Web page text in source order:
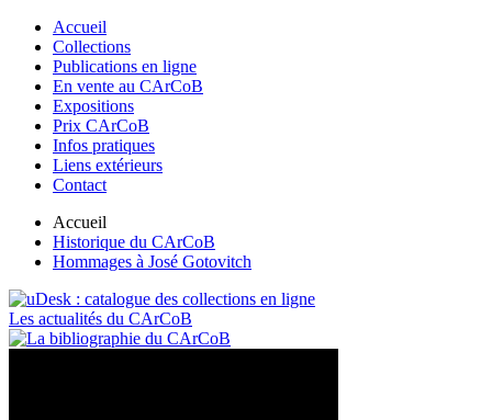
Accueil
Collections
Publications en ligne
En vente au CArCoB
Expositions
Prix CArCoB
Infos pratiques
Liens extérieurs
Contact
Accueil
Historique du CArCoB
Hommages à José Gotovitch
Les actualités du CArCoB